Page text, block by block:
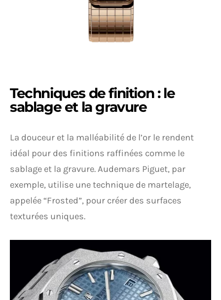
Techniques de finition : le
sablage et la gravure
La douceur et la malléabilité de l’or le rendent
idéal pour des finitions raffinées comme le
sablage et la gravure. Audemars Piguet, par
exemple, utilise une technique de martelage,
appelée “Frosted”, pour créer des surfaces
texturées uniques.